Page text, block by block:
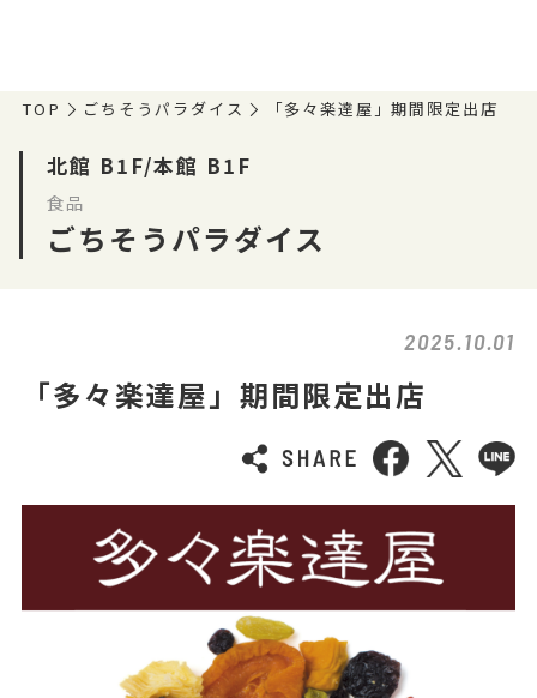
TOP ごちそうパラダイス 「多々楽達屋」期間限定出店
北館 B1F/本館 B1F
食品
ごちそうパラダイス
2025.10.01
「多々楽達屋」期間限定出店